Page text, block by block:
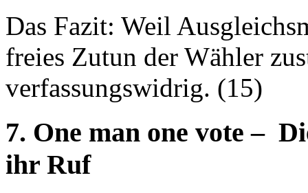
Das Fazit: Weil
freies Zutun der Wähler
verfassungswidrig. (15)
7. One man one vote –
ihr Ruf